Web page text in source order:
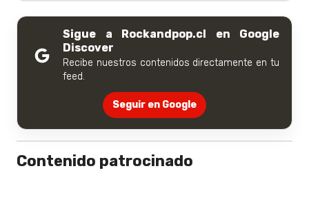
Sigue a Rockandpop.cl en Google
Discover
Recibe nuestros contenidos directamente en tu
feed.
Seguir en Google
Contenido patrocinado